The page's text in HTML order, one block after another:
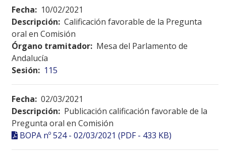
Fecha: 10/02/2021
Descripción: Calificación favorable de la Pregunta
oral en Comisión
Órgano tramitador: Mesa del Parlamento de
Andalucía
Sesión: 115
Fecha: 02/03/2021
Descripción: Publicación calificación favorable de la
Pregunta oral en Comisión
BOPA nº 524 - 02/03/2021 (PDF - 433 KB)